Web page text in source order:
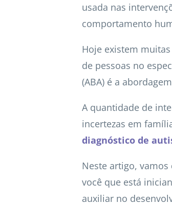
usada nas
comportamento
Hoje existem
de pessoas no
(ABA) é a
A quantidade de
incertezas em
diagnóstico de
Neste artigo,
você que está
auxiliar no